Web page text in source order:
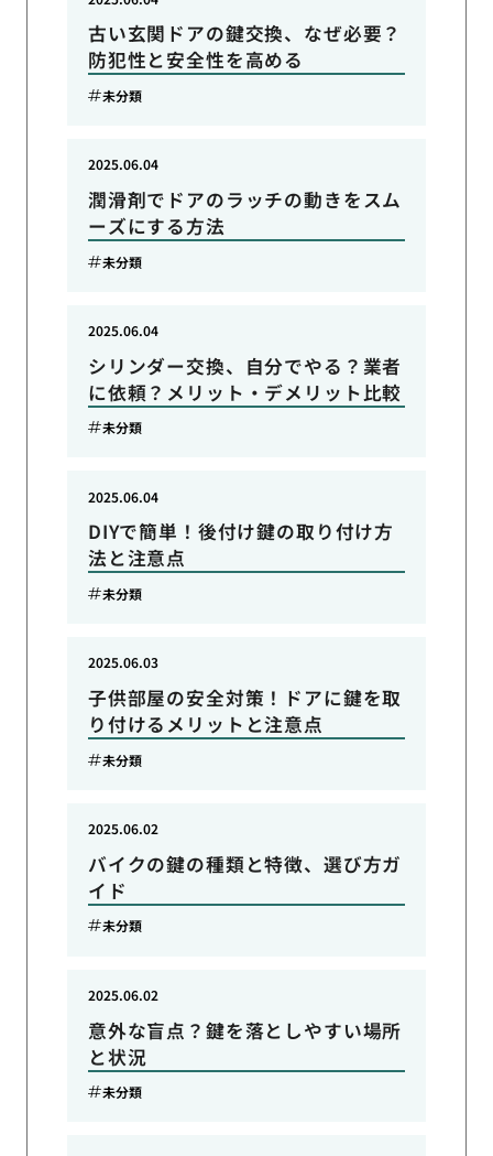
古い玄関ドアの鍵交換、なぜ必要？
防犯性と安全性を高める
未分類
潤滑剤でドアのラッチの動きをスム
ーズにする方法
2025.06.04
未分類
シリンダー交換、自分でやる？業者
に依頼？メリット・デメリット比較
2025.06.04
未分類
DIYで簡単！後付け鍵の取り付け方
法と注意点
2025.06.04
未分類
子供部屋の安全対策！ドアに鍵を取
り付けるメリットと注意点
2025.06.03
未分類
バイクの鍵の種類と特徴、選び方ガ
イド
2025.06.02
未分類
意外な盲点？鍵を落としやすい場所
と状況
2025.06.02
未分類